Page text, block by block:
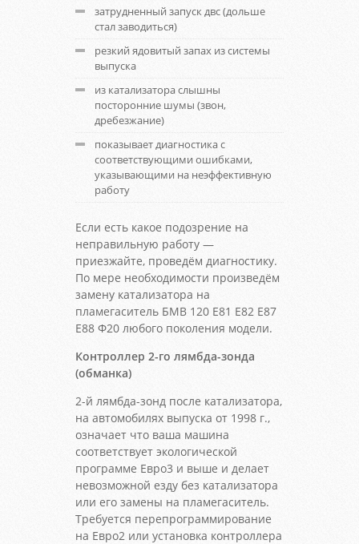
затрудненный запуск двс (дольше
стал заводиться)
резкий ядовитый запах из системы
выпуска
из катализатора слышны
посторонние шумы (звон,
дребезжание)
показывает диагностика с
соответствующими ошибками,
указывающими на неэффективную
работу
Если есть какое подозрение на
неправильную работу —
приезжайте, проведём диагностику.
По мере необходимости произведём
замену катализатора на
пламегаситель БМВ 120 Е81 Е82 Е87
Е88 Ф20 любого поколения модели.
Контроллер 2-го лямбда-зонда
(обманка)
2-й лямбда-зонд после катализатора,
на автомобилях выпуска от 1998 г.,
означает что ваша машина
соответствует экологической
программе Евро3 и выше и делает
невозможной езду без катализатора
или его замены на пламегаситель.
Требуется перепрограммирование
на Евро2 или установка контроллера